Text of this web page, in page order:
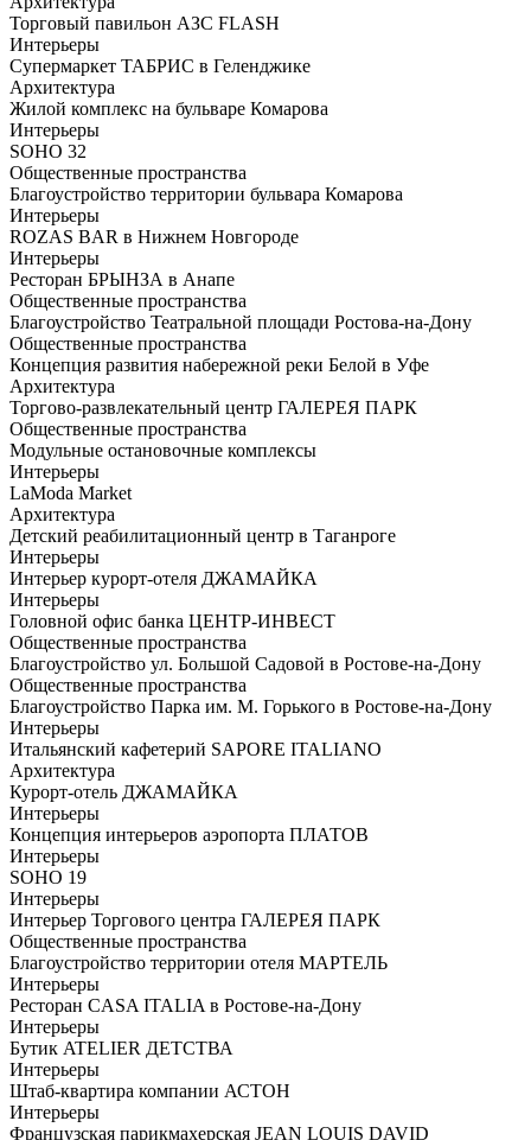
Торговый павильон АЗС FLASH
Интерьеры
Супермаркет ТАБРИС в Геленджике
Архитектура
Жилой комплекс на бульваре Комарова
Интерьеры
SOHO 32
Общественные пространства
Благоустройство территории бульвара Комарова
Интерьеры
ROZAS BAR в Нижнем Новгороде
Интерьеры
Ресторан БРЫНЗА в Анапе
Общественные пространства
Благоустройство Театральной площади Ростова-на-Дону
Общественные пространства
Концепция развития набережной реки Белой в Уфе
Архитектура
Торгово-развлекательный центр ГАЛЕРЕЯ ПАРК
Общественные пространства
Модульные остановочные комплексы
Интерьеры
LaModa Market
Архитектура
Детский реабилитационный центр в Таганроге
Интерьеры
Интерьер курорт-отеля ДЖАМАЙКА
Интерьеры
Головной офис банка ЦЕНТР-ИНВЕСТ
Общественные пространства
Благоустройство ул. Большой Садовой в Ростове-на-Дону
Общественные пространства
Благоустройство Парка им. М. Горького в Ростове-на-Дону
Интерьеры
Итальянский кафетерий SAPORE ITALIANO
Архитектура
Курорт-отель ДЖАМАЙКА
Интерьеры
Концепция интерьеров аэропорта ПЛАТОВ
Интерьеры
SOHO 19
Интерьеры
Интерьер Торгового центра ГАЛЕРЕЯ ПАРК
Общественные пространства
Благоустройство территории отеля МАРТЕЛЬ
Интерьеры
Ресторан CASA ITALIA в Ростове-на-Дону
Интерьеры
Бутик ATELIER ДЕТСТВА
Интерьеры
Штаб-квартира компании АСТОН
Интерьеры
Французская парикмахерская JEAN LOUIS DAVID